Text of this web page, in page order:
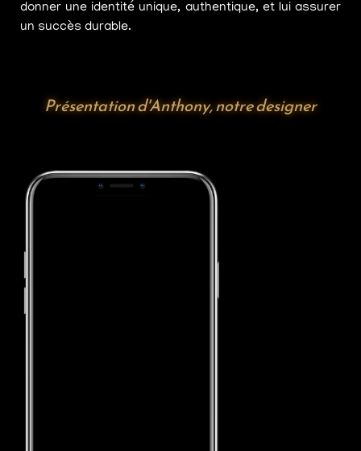
donner une identité unique, authentique, et lui assurer
un succès durable.
Présentation d'Anthony, notre designer